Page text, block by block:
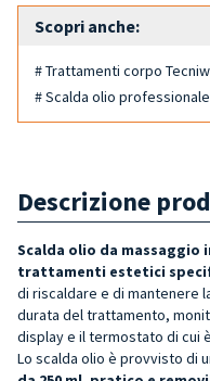
Scopri anche:
# Trattamenti corpo
# Scalda olio
Descrizione
Scalda olio da
trattamenti estetici
di riscaldare e di mantenere
durata del trattamento,
display e il termostato di cui
Lo scalda olio è provvisto di